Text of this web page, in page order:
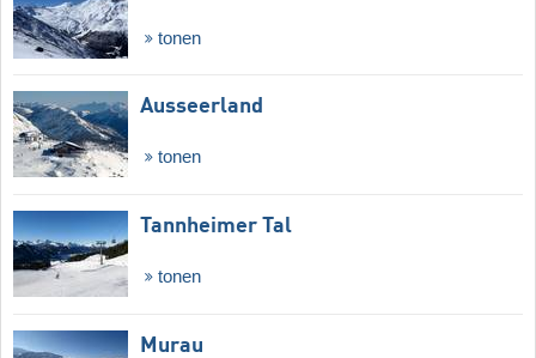
tonen
Ausseerland
tonen
Tannheimer Tal
tonen
Murau